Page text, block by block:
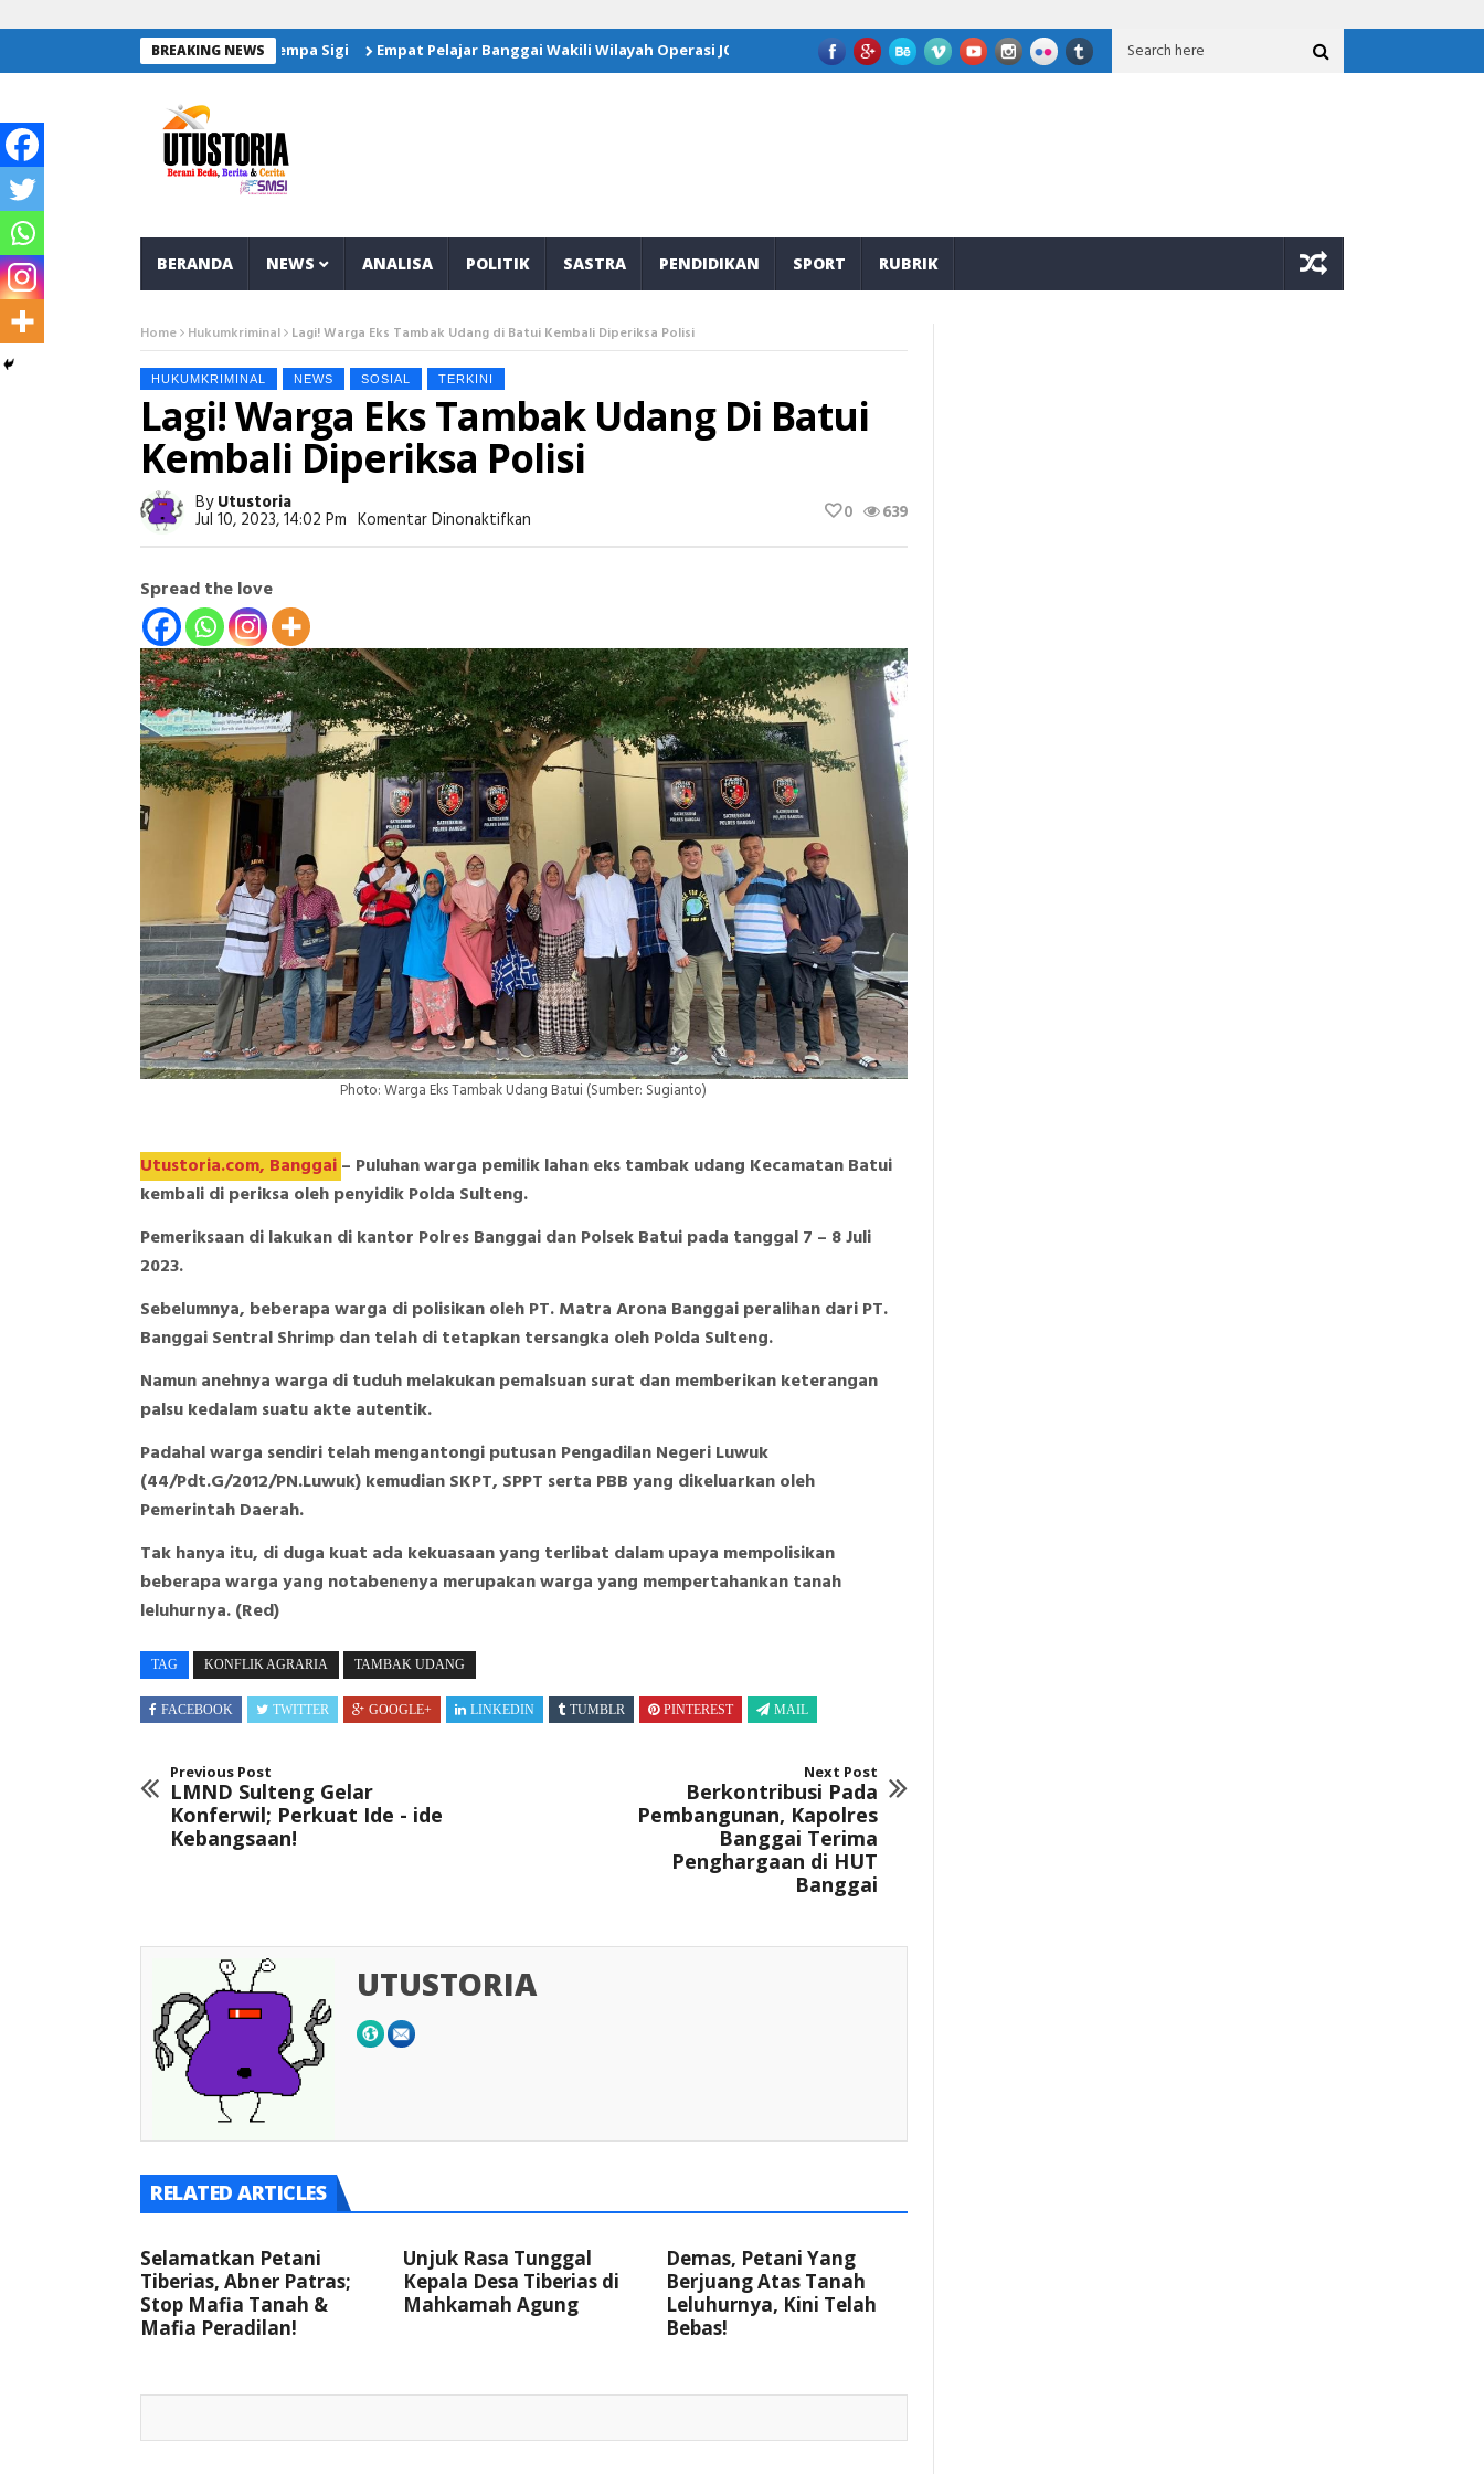
BREAKING NEWS
Bantuan Untuk Korban Gempa Sigi Empat Pelajar Banggai Wakili Wilayah Operasi JOB Tomori di Program Kepemimpinan Nasional GFLN 2026
BERANDA NEWS ANALISA POLITIK SASTRA PENDIDIKAN SPORT RUBRIK
Home Hukumkriminal Lagi! Warga Eks Tambak Udang di Batui Kembali Diperiksa Polisi
HUKUMKRIMINAL NEWS SOSIAL TERKINI
Lagi! Warga Eks Tambak Udang Di Batui
Kembali Diperiksa Polisi
ByUtustoria
Jul 10, 2023, 14:02 Pm Komentar Dinonaktifkan
Warga
Batui
Kembali
Diperiksa
Polisi
639
0
Spread the love
Photo: Warga Eks Tambak Udang Batui (Sumber: Sugianto)
Utustoria.com, Banggai– Puluhan warga pemilik lahan eks tambak udang Kecamatan Batui
kembali di periksa oleh penyidik Polda Sulteng.
Pemeriksaan di lakukan di kantor Polres Banggai dan Polsek Batui pada tanggal 7 – 8 Juli
2023.
Sebelumnya, beberapa warga di polisikan oleh PT. Matra Arona Banggai peralihan dari PT.
Banggai Sentral Shrimp dan telah di tetapkan tersangka oleh Polda Sulteng.
Namun anehnya warga di tuduh melakukan pemalsuan surat dan memberikan keterangan
palsu kedalam suatu akte autentik.
Padahal warga sendiri telah mengantongi putusan Pengadilan Negeri Luwuk
(44/Pdt.G/2012/PN.Luwuk) kemudian SKPT, SPPT serta PBB yang dikeluarkan oleh
Pemerintah Daerah.
Tak hanya itu, di duga kuat ada kekuasaan yang terlibat dalam upaya mempolisikan
beberapa warga yang notabenenya merupakan warga yang mempertahankan tanah
leluhurnya. (Red)
TAG KONFLIK AGRARIA TAMBAK UDANG
FACEBOOK TWITTER GOOGLE+ LINKEDIN TUMBLR PINTEREST MAIL
Previous Post
LMND Sulteng Gelar
Konferwil; Perkuat Ide - ide
Kebangsaan!
Next Post
Berkontribusi Pada
Pembangunan, Kapolres
Banggai Terima
Penghargaan di HUT
Banggai
UTUSTORIA
RELATED ARTICLES
Selamatkan Petani
Tiberias, Abner Patras;
Stop Mafia Tanah &
Mafia Peradilan!
Unjuk Rasa Tunggal
Kepala Desa Tiberias di
Mahkamah Agung
Demas, Petani Yang
Berjuang Atas Tanah
Leluhurnya, Kini Telah
Bebas!